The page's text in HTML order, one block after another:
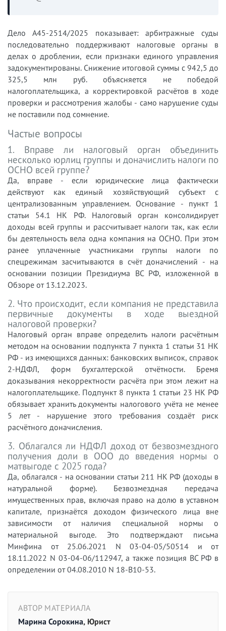
Дело А45-2514/2025 показывает: арбитражные суды
последовательно поддерживают налоговые органы в
делах о дроблении, если признаки единого управления
задокументированы. Снижение итоговой суммы с 942,5 до
325,5 млн руб. объясняется не победой
налогоплательщика, а корректировкой расчётов в ходе
проверки и рассмотрения жалобы - само нарушение суды
не поставили под сомнение.
Частые вопросы
1. Вправе ли налоговый орган объединить
несколько юрлиц группы и доначислить налоги по
ОСНО всей группе?
Да, вправе - если юридические лица фактически
действуют как единый хозяйствующий субъект с
централизованным управлением. Основание - пункт 1
статьи 54.1 НК РФ. Налоговый орган консолидирует
доходы всей группы и рассчитывает налоги так, как если
бы деятельность вела одна компания на ОСНО. При этом
ранее уплаченные участниками группы налоги по
спецрежимам засчитываются в счёт доначислений - на
основании позиции Президиума ВС РФ, изложенной в
Обзоре от 13.12.2023.
2. Что происходит, если компания не представила
первичные документы в ходе выездной
налоговой проверки?
Налоговый орган вправе определить налоги расчётным
методом на основании подпункта 7 пункта 1 статьи 31 НК
РФ - из имеющихся данных: банковских выписок, справок
2-НДФЛ, форм бухгалтерской отчётности. Бремя
доказывания некорректности расчёта при этом лежит на
налогоплательщике. Подпункт 8 пункта 1 статьи 23 НК РФ
обязывает хранить документы налогового учёта не менее
5 лет - нарушение этого требования создаёт риск
расчётного доначисления.
3. Облагался ли НДФЛ доход от безвозмездного
получения доли в ООО до введения нормы о
матвыгоде с 2025 года?
Да, облагался - на основании статьи 211 НК РФ (доходы в
натуральной форме). Безвозмездная передача
имущественных прав, включая право на долю в уставном
капитале, признаётся доходом физического лица вне
зависимости от наличия специальной нормы о
материальной выгоде. Это подтверждают письма
Минфина от 25.06.2021 N 03-04-05/50514 и от
18.11.2022 N 03-04-06/112947, а также позиция ВС РФ в
определении от 04.08.2010 N 18-В10-53.
АВТОР МАТЕРИАЛА
Марина Сорокина, Юрист